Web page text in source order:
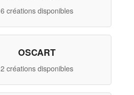
6 créations disponibles
OSCART
2 créations disponibles